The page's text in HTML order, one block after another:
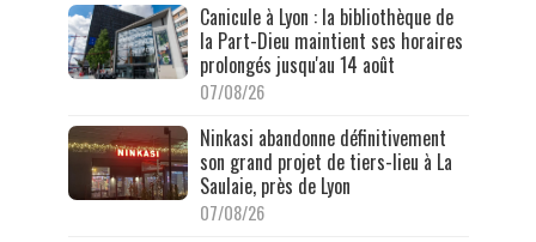
Canicule à Lyon : la bibliothèque de
la Part-Dieu maintient ses horaires
prolongés jusqu'au 14 août
07/08/26
Ninkasi abandonne définitivement
son grand projet de tiers-lieu à La
Saulaie, près de Lyon
07/08/26